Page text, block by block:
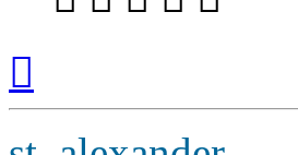
началу